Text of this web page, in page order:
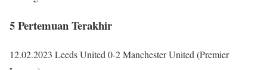
5 Pertemuan Terakhir
12.02.2023 Leeds United 0-2 Manchester United (Premier